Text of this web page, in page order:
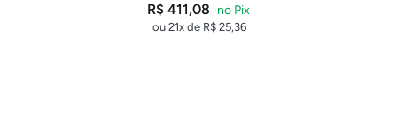
R$ 411,08
ou 21x de R$25,36